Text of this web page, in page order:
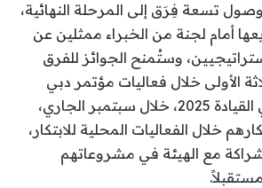
تسعة فِرَق إلى المرحلة النهائية،
أمام لجنة من الخبراء ممثلين عن
وستُمنح الجوائز للفرق
الأولى خلال فعاليات مؤتمر دبي
العالمي للتنقّل ذاتي القيادة 2025، خلال سبتمبر الجاري،
خلال الفعاليات المحلية للابتكار،
مع الهيئة في مشروعاتهم